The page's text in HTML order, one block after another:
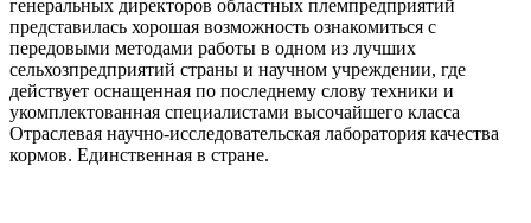
генеральных директоров областных племпредприятий
представилась хорошая возможность ознакомиться с
передовыми методами работы в одном из лучших
сельхозпредприятий страны и научном учреждении, где
действует оснащенная по последнему слову техники и
укомплектованная специалистами высочайшего класса
Отраслевая научно-исследовательская лаборатория качества
кормов. Единственная в стране.